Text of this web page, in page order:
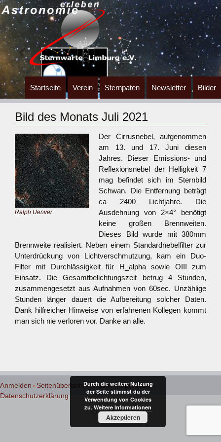
Zum
Inhalt
springen
Startseite Verein Sternpaten Newsletter Bilder
Bild des Monats Juli 2021
Ralph Uenver
Der Cirrusnebel, aufgenommen
am 13. und 17. Juni diesen
Jahres. Dieser Emissions- und
Reflexionsnebel der Helligkeit 7
mag befindet sich im Sternbild
Schwan. Die Entfernung beträgt
ca 2400 Lichtjahre. Die
Ausdehnung von 2×4° benötigt
keine großen Brennweiten.
Dieses Bild wurde mit 380mm
Brennweite realisiert. Neben einem Standardnebelfilter zur
Unterdrückung von Lichtverschmutzung, kam ein Duo-
Filter mit Durchlässigkeit für H_alpha sowie OIII zum
Einsatz. Die Gesamtbelichtungszeit betrug 4 Stunden,
zusammengesetzt aus Aufnahmen von 60sec. Unzählige
Stunden länger dauert die Aufbereitung solcher Daten.
Dank hilfreicher Hinweise von erfahrenen Kollegen kommt
man sich nie verloren vor. Danke an alle.
Anmelden Seitenübersicht Anfahrt
Impressum
Datenschutzerklärung
Durch die weitere Nutzung
der Seite stimmst du der
Verwendung von Cookies
zu. Weitere Informationen
Akzeptieren